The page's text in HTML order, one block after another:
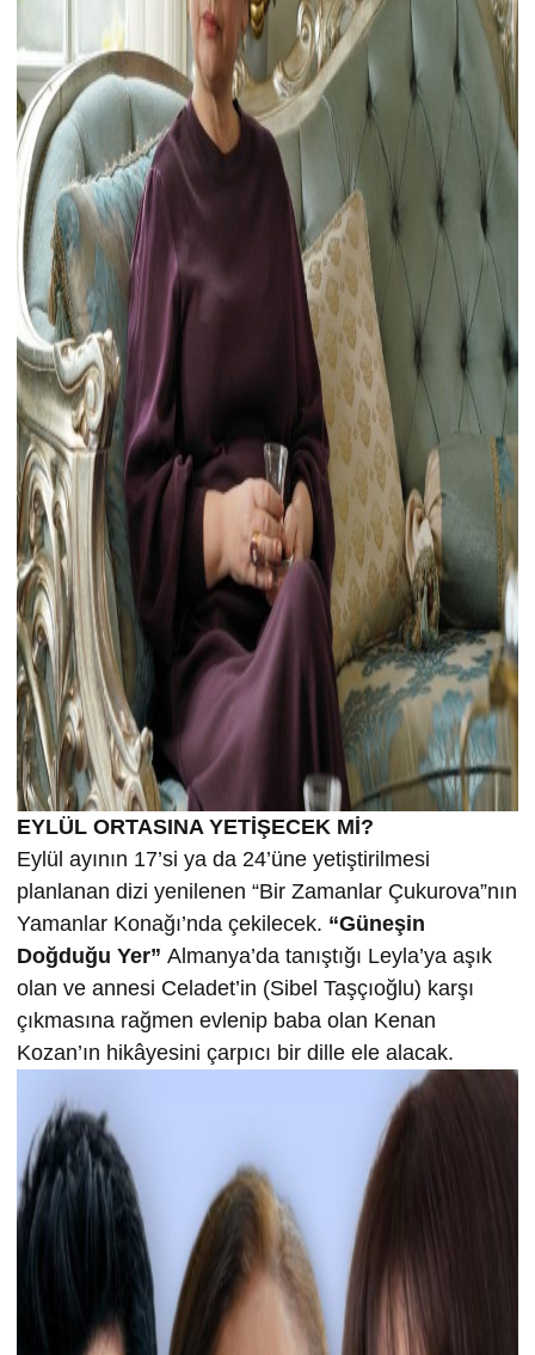
EYLÜL ORTASINA YETİŞECEK Mİ?
Eylül ayının 17’si ya da 24’üne yetiştirilmesi
planlanan dizi yenilenen “Bir Zamanlar Çukurova”nın
Yamanlar Konağı’nda çekilecek. “Güneşin
Doğduğu Yer” Almanya’da tanıştığı Leyla’ya aşık
olan ve annesi Celadet’in (Sibel Taşçıoğlu) karşı
çıkmasına rağmen evlenip baba olan Kenan
Kozan’ın hikâyesini çarpıcı bir dille ele alacak.